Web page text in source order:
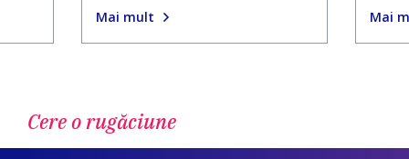
Mai mult Mai
Cere o rugăciune